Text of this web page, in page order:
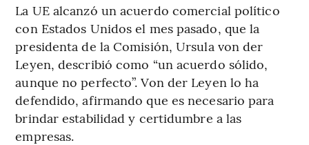
La UE alcanzó un acuerdo comercial político
con Estados Unidos el mes pasado, que la
presidenta de la Comisión, Ursula von der
Leyen, describió como “un acuerdo sólido,
aunque no perfecto”. Von der Leyen lo ha
defendido, afirmando que es necesario para
brindar estabilidad y certidumbre a las
empresas.